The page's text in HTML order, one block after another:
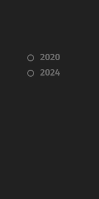
2020
2024